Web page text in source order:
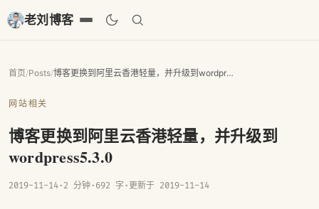
老刘博客
首页/Posts/ 博客更换到阿里云香港轻量，并升级到wordpress5.3.0
网站相关
博客更换到阿里云香港轻量，并升级到
wordpress5.3.0
2019-11-14· 2 分钟· 692 字 · 更新于 2019-11-14